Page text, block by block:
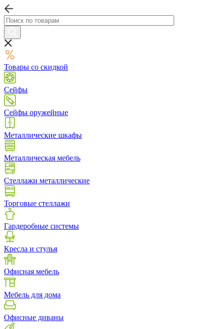
Товары со скидкой
Сейфы
Сейфы оружейные
Металлические шкафы
Металлическая мебель
Стеллажи металлические
Торговые стеллажи
Гардеробные системы
Кресла и стулья
Офисная мебель
Мебель для дома
Офисные диваны